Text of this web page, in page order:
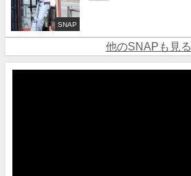
SNAP
他のSNAPも見る